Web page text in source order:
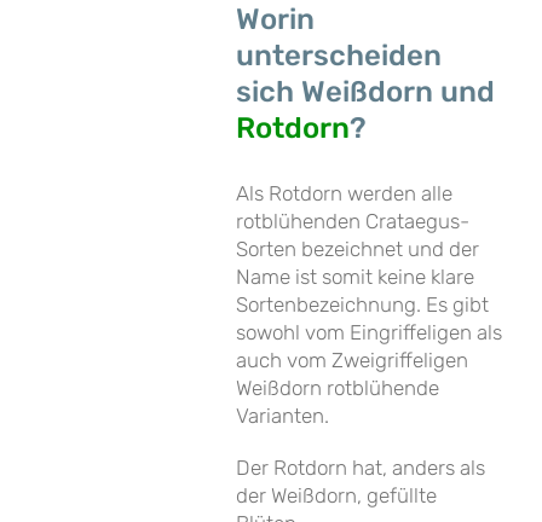
Worin
unterscheiden
sich Weißdorn und
Rotdorn?
Als Rotdorn werden alle
rotblühenden Crataegus-
Sorten bezeichnet und der
Name ist somit keine klare
Sortenbezeichnung. Es gibt
sowohl vom Eingriffeligen als
auch vom Zweigriffeligen
Weißdorn rotblühende
Varianten.
Der Rotdorn hat, anders als
der Weißdorn, gefüllte